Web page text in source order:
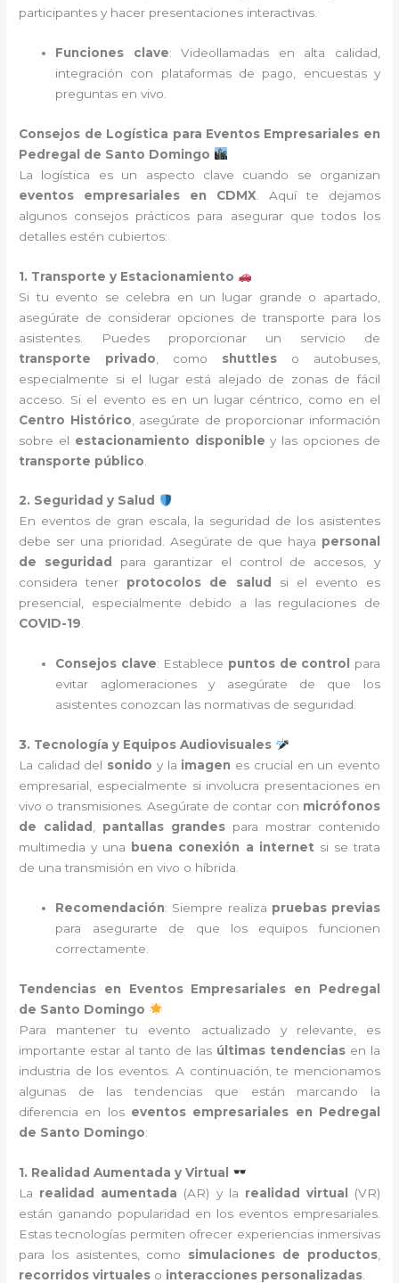
participantes y hacer presentaciones interactivas.
Funciones clave: Videollamadas en alta calidad,
integración con plataformas de pago, encuestas y
preguntas en vivo.
Consejos de Logística para Eventos Empresariales en
Pedregal de Santo Domingo
La logística es un aspecto clave cuando se organizan
eventos empresariales en CDMX . Aquí te dejamos
algunos consejos prácticos para asegurar que todos los
detalles estén cubiertos:
1. Transporte y Estacionamiento
Si tu evento se celebra en un lugar grande o apartado,
asegúrate de considerar opciones de transporte para los
asistentes. Puedes proporcionar un servicio de
transporte privado , como shuttles o autobuses,
especialmente si el lugar está alejado de zonas de fácil
acceso. Si el evento es en un lugar céntrico, como en el
Centro Histórico , asegúrate de proporcionar información
sobre el estacionamiento disponible y las opciones de
transporte público
2. Seguridad y Salud
En eventos de gran escala, la seguridad de los asistentes
debe ser una prioridad. Asegúrate de que haya personal
de seguridad
para garantizar el control de accesos, y
considera tener protocolos de salud
si el evento es
presencial, especialmente debido a las regulaciones de
COVID-19.
Consejos clave: Establece puntos de control
para
evitar aglomeraciones y asegúrate de que los
asistentes conozcan las normativas de seguridad.
3. Tecnología y Equipos Audiovisuales
La calidad del sonido y la imagen es crucial en un evento
empresarial, especialmente si involucra presentaciones en
vivo o transmisiones. Asegúrate de contar con micrófonos
de calidad
pantallas grandes para mostrar contenido
multimedia y una
buena conexión a internet si se trata
de una transmisión en vivo o híbrida.
Recomendación: Siempre realiza pruebas previas
para asegurarte de que los equipos funcionen
correctamente.
Tendencias en Eventos Empresariales en Pedregal
de Santo Domingo
Para mantener tu evento actualizado y relevante, es
importante estar al tanto de las últimas tendenciasen la
industria de los eventos. A continuación, te mencionamos
algunas de las tendencias que están marcando la
diferencia en los eventos empresariales en Pedregal
de Santo Domingo:
1. Realidad Aumentada y Virtual
La realidad aumentada (AR) y la realidad virtual
(VR)
están ganando popularidad en los eventos empresariales.
Estas tecnologías permiten ofrecer experiencias inmersivas
para los asistentes, como simulaciones de productos,
recorridos virtuales o interacciones personalizadas